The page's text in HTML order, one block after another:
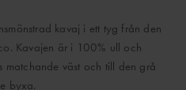
kavaj i ett tyg från den
Kavajen är i 100% ull och
matchande väst och till den grå
byxa.